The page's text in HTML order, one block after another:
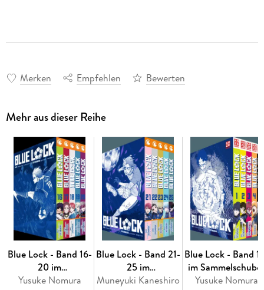
Merken Empfehlen Bewerten
Mehr aus dieser Reihe
Blue Lock - Band 16-
20 im
Sammelschuber
Yusuke Nomura
Blue Lock - Band 21-
25 im
Sammelschuber
Muneyuki Kaneshiro
Blue Lock - Band
im
Yusuke Nomura